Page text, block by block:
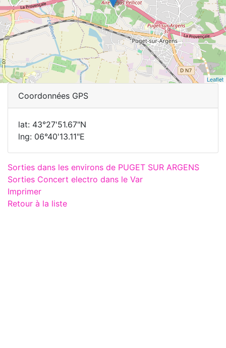
Leaflet
Coordonnées GPS
lat: 43°27'51.67"N
lng: 06°40'13.11"E
Sorties dans les environs de PUGET SUR ARGENS
Sorties Concert electro dans le Var
Imprimer
Retour à la liste